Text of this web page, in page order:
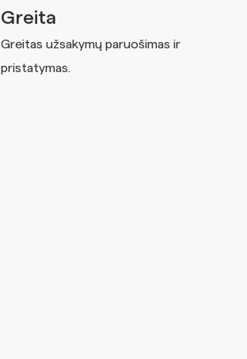
Greita
Greitas užsakymų paruošimas ir
pristatymas.